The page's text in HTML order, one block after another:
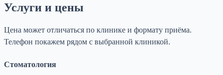
Услуги и цены
Цена может отличаться по клинике и формату приёма.
Телефон покажем рядом с выбранной клиникой.
Стоматология